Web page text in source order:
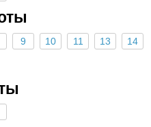
9 10 11 13 14